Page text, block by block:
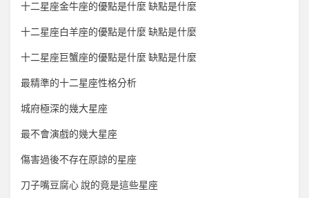
十二星座金牛座的優點是什麼 缺點是什麼
十二星座白羊座的優點是什麼 缺點是什麼
十二星座巨蟹座的優點是什麼 缺點是什麼
最精準的十二星座性格分析
城府極深的幾大星座
最不會演戲的幾大星座
傷害過後不存在原諒的星座
刀子嘴豆腐心 說的竟是這些星座